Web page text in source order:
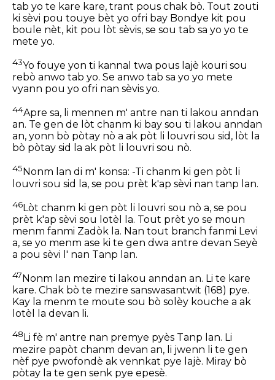
tab yo te kare kare, trant pous chak bò. Tout zouti
ki sèvi pou touye bèt yo ofri bay Bondye kit pou
boule nèt, kit pou lòt sèvis, se sou tab sa yo yo te
mete yo.
43Yo fouye yon ti kannal twa pous lajè kouri sou
rebò anwo tab yo. Se anwo tab sa yo yo mete
vyann pou yo ofri nan sèvis yo.
44Apre sa, li mennen m' antre nan ti lakou anndan
an. Te gen de lòt chanm ki bay sou ti lakou anndan
an, yonn bò pòtay nò a ak pòt li louvri sou sid, lòt la
bò pòtay sid la ak pòt li louvri sou nò.
45 Nonm lan di m' konsa: -Ti chanm ki gen pòt li
louvri sou sid la, se pou prèt k'ap sèvi nan tanp lan.
46Lòt chanm ki gen pòt li louvri sou nò a, se pou
prèt k'ap sèvi sou lotèl la. Tout prèt yo se moun
menm fanmi Zadòk la. Nan tout branch fanmi Levi
a, se yo menm ase ki te gen dwa antre devan Seyè
a pou sèvi l' nan Tanp lan.
47 Nonm lan mezire ti lakou anndan an. Li te kare
kare. Chak bò te mezire sanswasantwit (168) pye.
Kay la menm te moute sou bò solèy kouche a ak
lotèl la devan li.
48 Li fè m' antre nan premye pyès Tanp lan. Li
mezire papòt chanm devan an, li jwenn li te gen
nèf pye pwofondè ak vennkat pye lajè. Miray bò
pòtay la te gen senk pye epesè.